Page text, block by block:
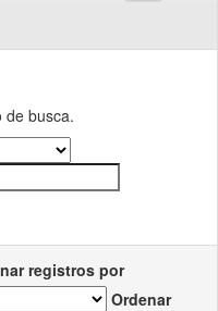
de busca.
registros por
Ordenar